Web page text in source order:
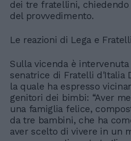
dei tre fratellini, chiedendo
del provvedimento.
Le reazioni di Lega e
Sulla vicenda è
senatrice di Fratelli d'Italia
la quale ha espresso
genitori dei bimbi: “Aver
una famiglia felice,
da tre bambini, che ha
aver scelto di vivere in un